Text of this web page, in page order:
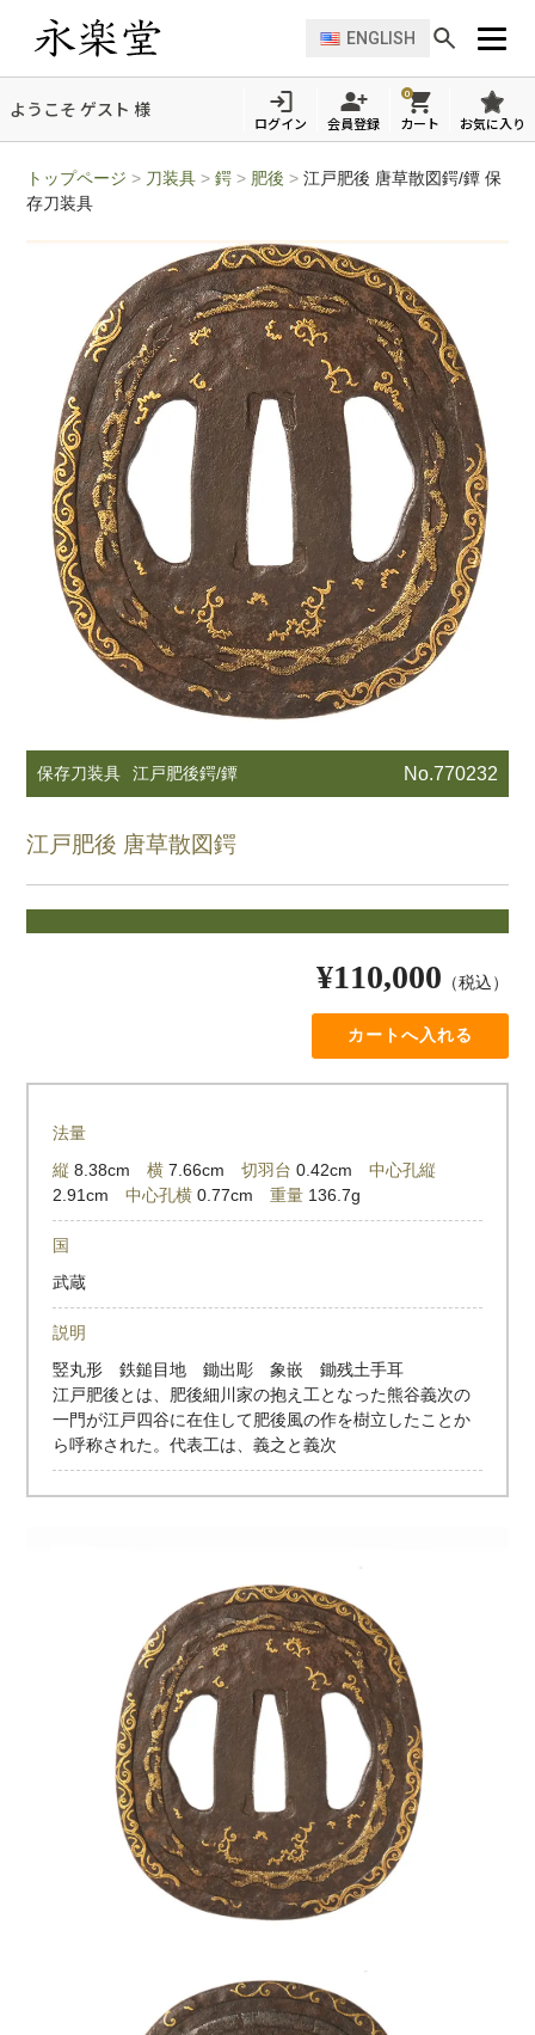
ENGLISH
ようこそ ゲスト 様
ログイン 会員登録
0
カート お気に入り
トップページ > 刀装具 >鍔 > 肥後 >江戸肥後 唐草散図鍔/鐔 保
存刀装具
保存刀装具 江戸肥後鍔/鐔 No.770232
江戸肥後 唐草散図鍔
¥110,000 （税込）
法量
縦 8.38cm横 7.66cm切羽台 0.42cm中心孔縦
2.91cm中心孔横 0.77cm重量 136.7g
国
武蔵
説明
竪丸形 鉄鎚目地 鋤出彫 象嵌 鋤残土手耳
江戸肥後とは、肥後細川家の抱え工となった熊谷義次の
一門が江戸四谷に在住して肥後風の作を樹立したことか
ら呼称された。代表工は、義之と義次